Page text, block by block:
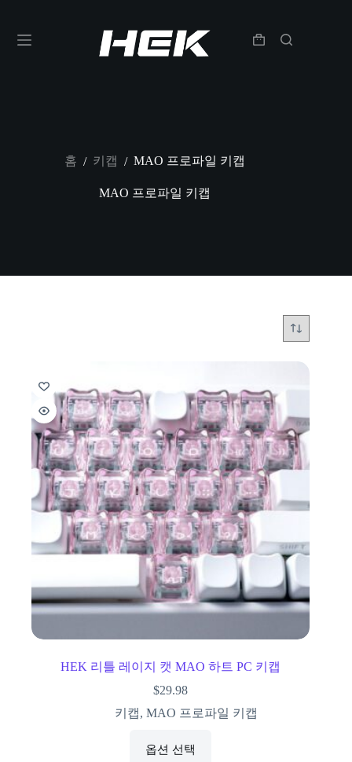
홈 / 키캡 / MAO 프로파일 키캡
MAO 프로파일 키캡
HEK 리틀 레이지 캣 MAO 하트 PC 키캡
$29.98
키캡,MAO 프로파일 키캡
옵션 선택